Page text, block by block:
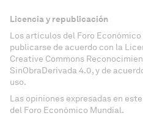
Licencia y republicación
Los artículos del Foro
publicarse de acuerdo con la
Creative Commons
SinObraDerivada 4.0, y de
uso.
Las opiniones expresadas en
del Foro Económico Mundial.